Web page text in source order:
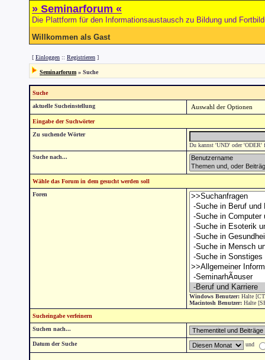
» Seminarforum «
Die Plattform für den Informationsaustausch zu Bildung und
Willkommen als Gast
[ Einloggen :: Registrieren ]
Seminarforum » Suche
Suche
aktuelle Sucheinstellung
Eingabe der Suchwörter
Zu suchende Wörter
Du kannst 'UND' oder 'ODER'
Suche nach...
Wähle das Forum in dem gesucht werden soll
Foren
Windows Benutzer: Halte
Macintosh Benutzer: Halte
Sucheingabe verfeinern
Suchen nach...
Datum der Suche und